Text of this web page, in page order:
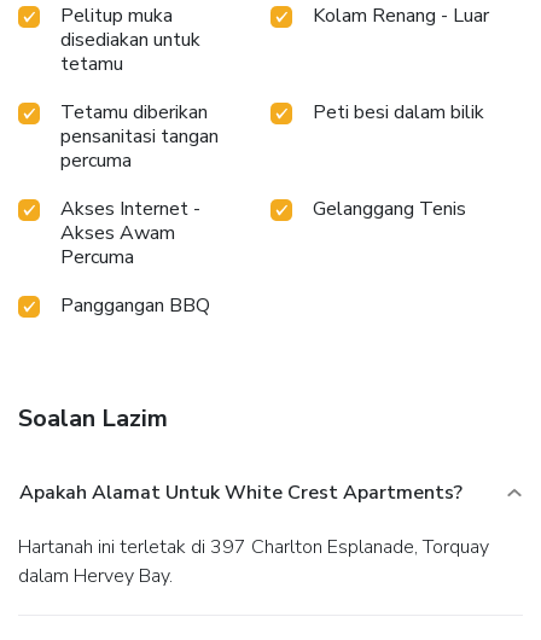
Pelitup muka
disediakan untuk
tetamu
Kolam Renang - Luar
Tetamu diberikan
pensanitasi tangan
percuma
Peti besi dalam bilik
Akses Internet -
Akses Awam
Percuma
Gelanggang Tenis
Panggangan BBQ
Soalan Lazim
Apakah Alamat Untuk White Crest Apartments?
Hartanah ini terletak di 397 Charlton Esplanade, Torquay
dalam Hervey Bay.